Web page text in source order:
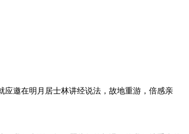
邀在明月居士林讲经说法，故地重游，倍感亲